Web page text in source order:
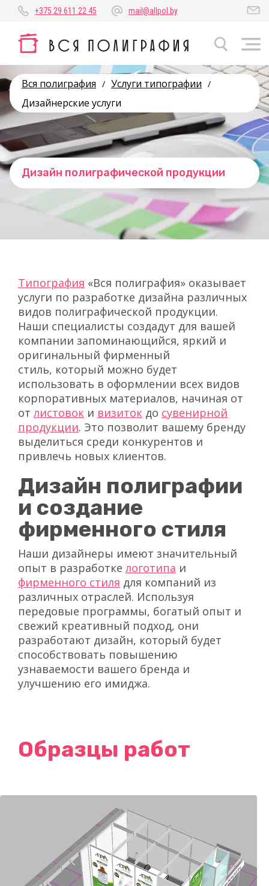
+375 29 611 22 45 mail@allpol.by
Вся полиграфия / Услуги типографии /
Дизайнерские услуги
Дизайн полиграфической продукции
Типография «Вся полиграфия» оказывает
услуги по разработке дизайна различных
видов полиграфической продукции.
Наши специалисты создадут для вашей
компании запоминающийся, яркий и
оригинальный фирменный
стиль, который можно будет
использовать в оформлении всех видов
корпоративных материалов, начиная от
от листовок и визиток до сувенирной
продукции. Это позволит вашему бренду
выделиться среди конкурентов и
привлечь новых клиентов.
Дизайн полиграфии
и создание
фирменного стиля
Наши дизайнеры имеют значительный
опыт в разработке логотипа и
фирменного стиля для компаний из
различных отраслей. Используя
передовые программы, богатый опыт и
свежий креативный подход, они
разработают дизайн, который будет
способствовать повышению
узнаваемости вашего бренда и
улучшению его имиджа.
Образцы работ